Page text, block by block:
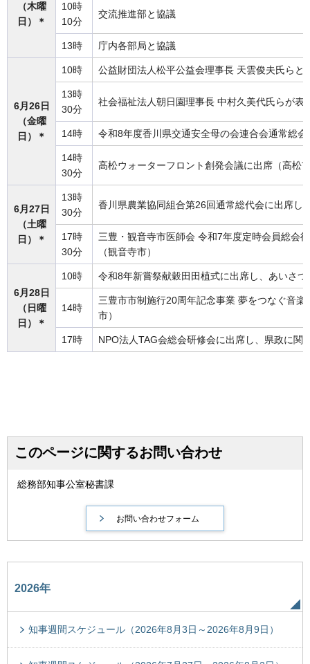
（木曜
日）＊
10時
10分
交流推進部と協議
13時 庁内各部局と協議
6月26日
（金曜
日）＊
10時 公益財団法人松平公益会理事長 天雲俊夫氏らと
13時
30分
社会福祉法人朝日園理事長 中村久美代氏らが表
14時 令和8年度香川県交通安全母の会連合会通常総
14時
30分
高松ウォーターフロント創発会議に出席（高松
6月27日
（土曜
日）＊
13時
30分
香川県農業協同組合第26回通常総代会に出席し
17時
30分
三豊・観音寺市医師会 令和7年度定時会員総会
（観音寺市）
6月28日
（日曜
日）＊
10時 令和8年新嘗祭献穀田田植式に出席し、あいさつ
14時
三豊市市制施行20周年記念事業 夢をつなぐ音
市）
17時 NPO法人TAG会総会研修会に出席し、県政に関
このページに関するお問い合わせ
総務部知事公室秘書課
2026年
知事週間スケジュール（2026年8月3日～2026年8月9日）